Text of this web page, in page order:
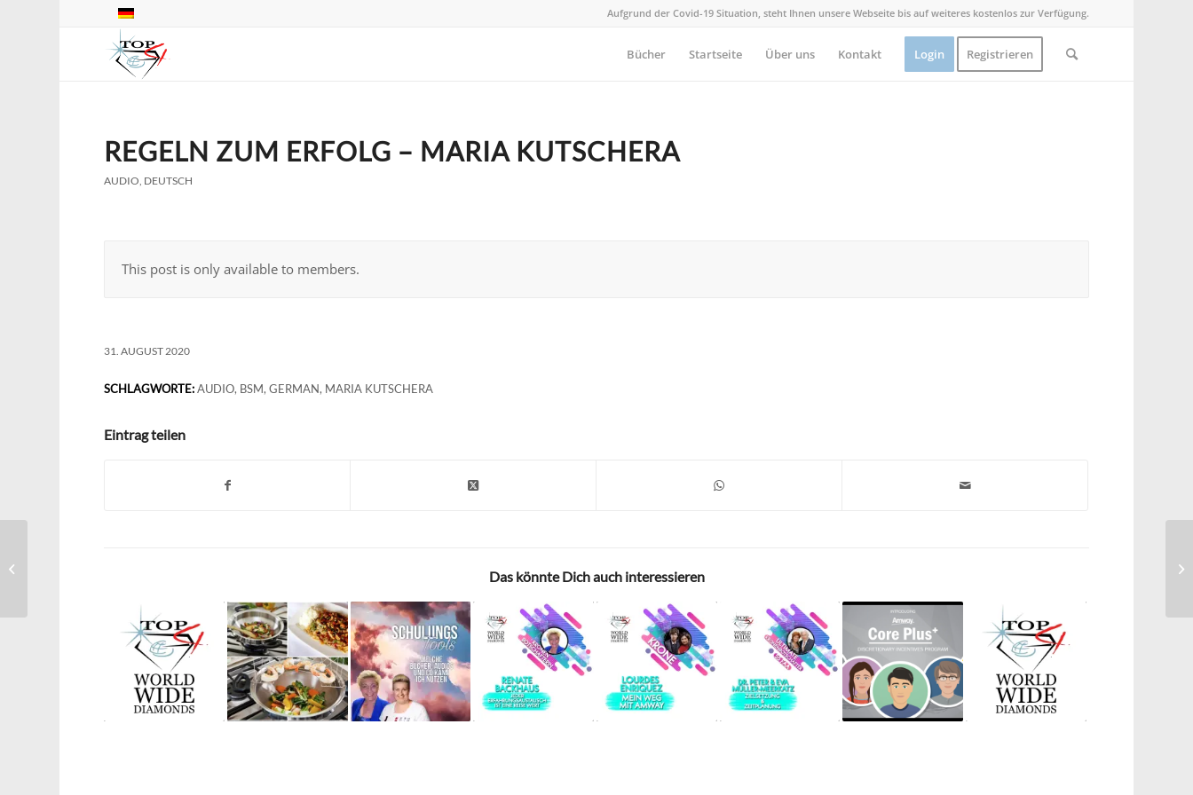
Aufgrund der Covid-19 Situation, steht Ihnen unsere Webseite bis auf weiteres kostenlos zur Verfügung.
Bücher Startseite Über uns Kontakt Login Registrieren
REGELN ZUM ERFOLG – MARIA KUTSCHERA
AUDIO, DEUTSCH
This post is only available to members.
31. AUGUST 2020
SCHLAGWORTE: AUDIO, BSM,GERMAN, MARIA KUTSCHERA
Eintrag teilen
Das könnte Dich auch interessieren